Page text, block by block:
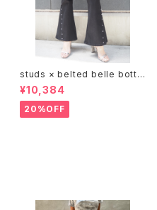
studs × belted belle botto
m stretch black pants パン
ツ ブラック スタッズ ポケット ベ
ルト
¥10,384
20%OFF